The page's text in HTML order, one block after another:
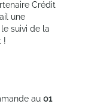
Crédit
une
suivi de la
!
au 01